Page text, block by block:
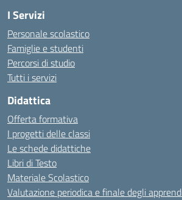
I Servizi
Personale scolastico
Famiglie e studenti
Percorsi di studio
Tutti i servizi
Didattica
Offerta formativa
I progetti delle classi
Le schede didattiche
Libri di Testo
Materiale Scolastico
Valutazione periodica e finale degli